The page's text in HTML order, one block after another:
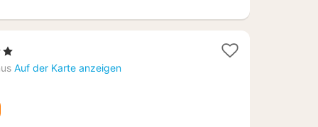
Auf der Karte anzeigen